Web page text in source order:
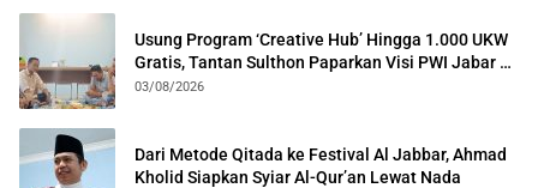
Usung Program ‘Creative Hub’ Hingga 1.000 UKW
Gratis, Tantan Sulthon Paparkan Visi PWI Jabar di
Kota Bogor
03/08/2026
Dari Metode Qitada ke Festival Al Jabbar, Ahmad
Kholid Siapkan Syiar Al-Qur’an Lewat Nada